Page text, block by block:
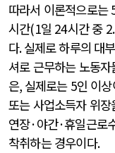
따라서 이론적으로는
시간(1일 24시간 중
다.실제로 하루의 대
셔로 근무하는 노동
은, 실제로는 5인 이
또는 사업소득자 위장
연장·야간·휴일근로
착취하는 경우이다.